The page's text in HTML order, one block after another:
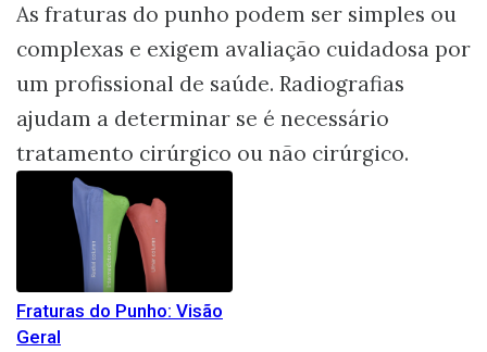
As fraturas do punho podem ser simples ou
complexas e exigem avaliação cuidadosa por
um profissional de saúde. Radiografias
ajudam a determinar se é necessário
tratamento cirúrgico ou não cirúrgico.
Fraturas do Punho: Visão
Geral